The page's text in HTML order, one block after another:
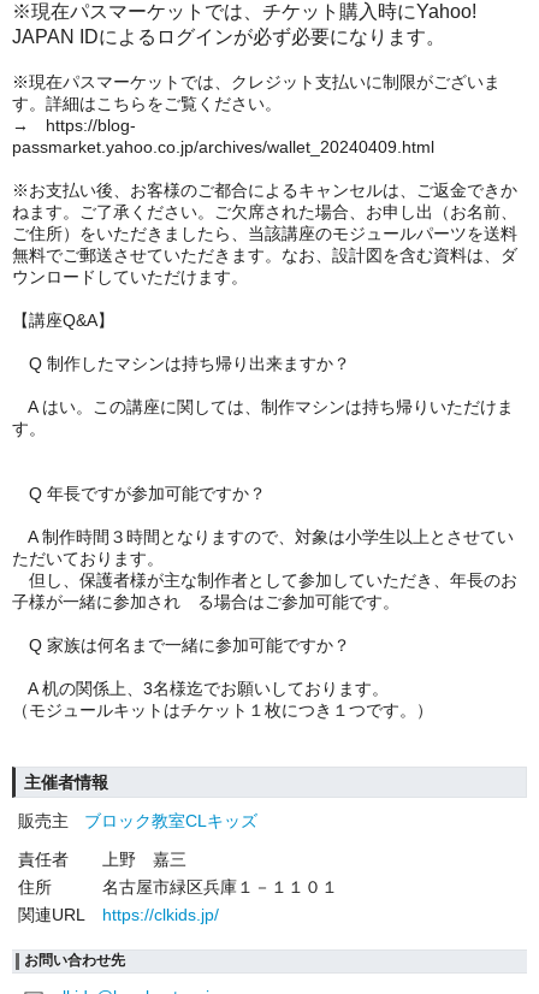
※現在パスマーケットでは、チケット購入時にYahoo!
JAPAN IDによるログインが必ず必要になります。
※現在パスマーケットでは、クレジット支払いに制限がございま
す。詳細はこちらをご覧ください。
→ https://blog-
passmarket.yahoo.co.jp/archives/wallet_20240409.html
※お支払い後、お客様のご都合によるキャンセルは、ご返金できか
ねます。ご了承ください。ご欠席された場合、お申し出（お名前、
ご住所）をいただきましたら、当該講座のモジュールパーツを送料
無料でご郵送させていただきます。なお、設計図を含む資料は、ダ
ウンロードしていただけます。
【講座Q&A】
Q 制作したマシンは持ち帰り出来ますか？
A はい。この講座に関しては、制作マシンは持ち帰りいただけま
す。
Q 年長ですが参加可能ですか？
A 制作時間３時間となりますので、対象は小学生以上とさせてい
ただいております。
但し、保護者様が主な制作者として参加していただき、年長のお
子様が一緒に参加され る場合はご参加可能です。
Q 家族は何名まで一緒に参加可能ですか？
A 机の関係上、3名様迄でお願いしております。
（モジュールキットはチケット１枚につき１つです。）
主催者情報
販売主
ブロック教室CLキッズ
責任者
上野 嘉三
住所
名古屋市緑区兵庫１－１１０１
関連URL
https://clkids.jp/
お問い合わせ先